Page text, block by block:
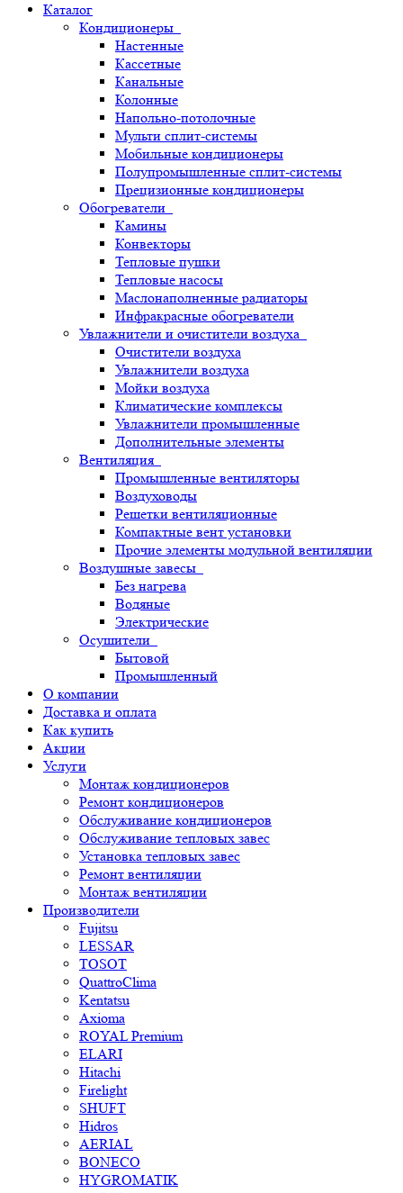
Каталог
Кондиционеры
Настенные
Кассетные
Канальные
Колонные
Напольно-потолочные
Мульти сплит-системы
Мобильные кондиционеры
Полупромышленные сплит-системы
Прецизионные кондиционеры
Обогреватели
Камины
Конвекторы
Тепловые пушки
Тепловые насосы
Маслонаполненные радиаторы
Инфракрасные обогреватели
Увлажнители и очистители воздуха
Очистители воздуха
Увлажнители воздуха
Мойки воздуха
Климатические комплексы
Увлажнители промышленные
Дополнительные элементы
Вентиляция
Промышленные вентиляторы
Воздуховоды
Решетки вентиляционные
Компактные вент установки
Прочие элементы модульной вентиляции
Воздушные завесы
Без нагрева
Водяные
Электрические
Осушители
Бытовой
Промышленный
О компании
Доставка и оплата
Как купить
Акции
Услуги
Монтаж кондиционеров
Ремонт кондиционеров
Обслуживание кондиционеров
Обслуживание тепловых завес
Установка тепловых завес
Ремонт вентиляции
Монтаж вентиляции
Производители
Fujitsu
LESSAR
TOSOT
QuattroClima
Kentatsu
Axioma
ROYAL Premium
ELARI
Hitachi
Firelight
SHUFT
Hidros
AERIAL
BONECO
HYGROMATIK